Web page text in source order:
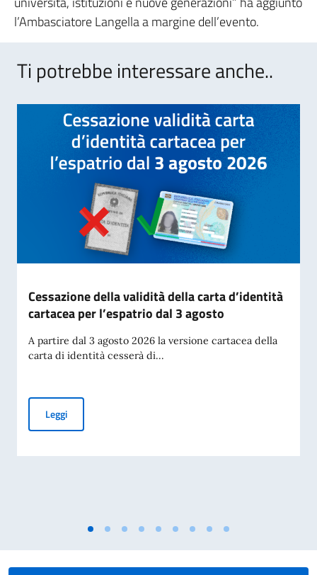
l’Ambasciatore Langella a margine dell’evento.
Ti potrebbe interessare anche..
Cessazione della validità della carta d’identità
cartacea per l’espatrio dal 3 agosto
A partire dal 3 agosto 2026 la versione cartacea della
carta di identità cesserà di...
LeggiCessazione della validità della carta d’identità cartacea